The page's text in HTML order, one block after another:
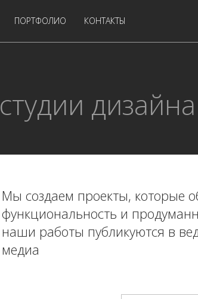
ПОРТФОЛИО КОНТАКТЫ
студии
Мы создаем проекты, которые
функциональность и
наши работы публикуются в
медиа